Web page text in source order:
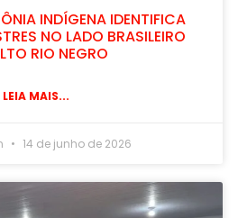
INDÍGENA IDENTIFICA
NO LADO BRASILEIRO
RIO NEGRO
LEIA MAIS...
14 de junho de 2026